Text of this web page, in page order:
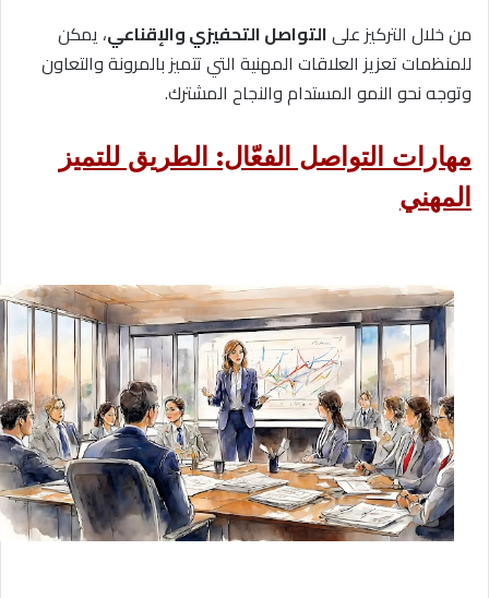
من خلال التركيز علىالتواصل التحفيزي والإقناعي، يمكن
للمنظمات تعزيز العلاقات المهنية التي تتميز بالمرونة والتعاون
وتوجه نحو النمو المستدام والنجاح المشترك.
مهارات التواصل الفعّال: الطريق للتميز
المهني